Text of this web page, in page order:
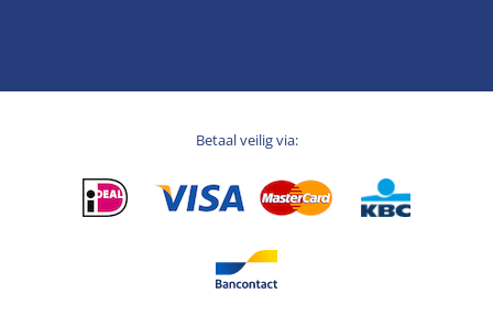
Betaal veilig via: